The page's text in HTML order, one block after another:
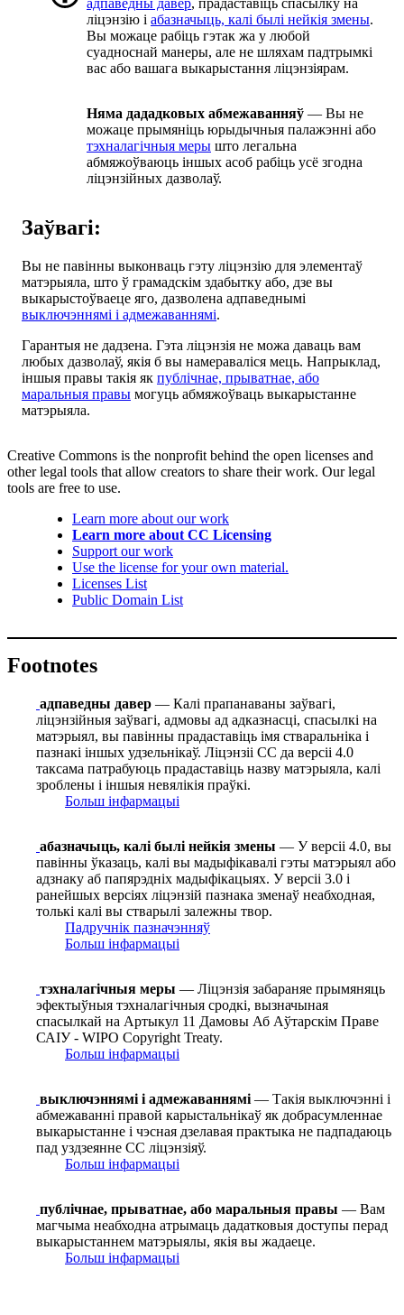
адпаведны давер, прадаставіць спасылку на
ліцэнзію і абазначыць, калі былі нейкія змены.
Вы можаце рабіць гэтак жа у любой
суадноснай манеры, але не шляхам падтрымкі
вас або вашага выкарыстання ліцэнзіярам.
Няма дададковых абмежаванняў — Вы не
можаце прымяніць юрыдычныя палажэнні або
тэхналагічныя меры што легальна
абмяжоўваюць іншых асоб рабіць усё згодна
ліцэнзійных дазволаў.
Заўвагі:
Вы не павінны выконваць гэту ліцэнзію для элементаў
матэрыяла, што ў грамадскім здабытку або, дзе вы
выкарыстоўваеце яго, дазволена адпаведнымі
выключэннямі і адмежаваннямі.
Гарантыя не дадзена. Гэта ліцэнзія не можа даваць вам
любых дазволаў, якія б вы намераваліся мець. Напрыклад,
іншыя правы такія як публічнае, прыватнае, або
маральныя правы могуць абмяжоўваць выкарыстанне
матэрыяла.
Creative Commons is the nonprofit behind the open licenses and
other legal tools that allow creators to share their work. Our legal
tools are free to use.
Learn more about our work
Learn more about CC Licensing
Support our work
Use the license for your own material.
Licenses List
Public Domain List
Footnotes
адпаведны давер — Калі прапанаваны заўвагі,
ліцэнзійныя заўвагі, адмовы ад адказнасці, спасылкі на
матэрыял, вы павінны прадаставіць імя стваральніка і
пазнакі іншых удзельнікаў. Ліцэнзіі СС да версіі 4.0
таксама патрабуюць прадаставіць назву матэрыяла, калі
зроблены і іншыя невялікія праўкі.
Больш інфармацыі
абазначыць, калі былі нейкія змены — У версіі 4.0, вы
павінны ўказаць, калі вы мадыфікавалі гэты матэрыял або
адзнаку аб папярэдніх мадыфікацыях. У версіі 3.0 і
ранейшых версіях ліцэнзій пазнака зменаў неабходная,
толькі калі вы стварылі залежны твор.
Падручнік пазначэнняў
Больш інфармацыі
тэхналагічныя меры — Ліцэнзія забараняе прымяняць
эфектыўныя тэхналагічныя сродкі, вызначыная
спасылкай на Артыкул 11 Дамовы Аб Аўтарскім Праве
САІУ - WIPO Copyright Treaty.
Больш інфармацыі
выключэннямі і адмежаваннямі — Такія выключэнні і
абмежаванні правой карыстальнікаў як добрасумленнае
выкарыстанне і чэсная дзелавая практыка не падпадаюць
пад уздзеянне СС ліцэнзіяў.
Больш інфармацыі
публічнае, прыватнае, або маральныя правы — Вам
магчыма неабходна атрымаць дадатковыя доступы перад
выкарыстаннем матэрыялы, якія вы жадаеце.
Больш інфармацыі